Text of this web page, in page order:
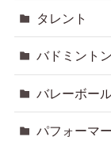
タレント
バドミントン
バレーボー
パフォーマー